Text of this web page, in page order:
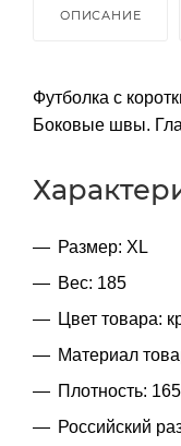
ОПИСАНИЕ
Футболка с
Боковые швы.
Размер: XL
Вес: 185
Цвет товара:
Материал
Плотность:
Российский